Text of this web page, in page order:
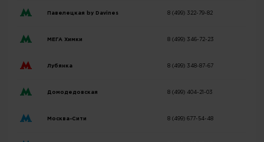
Павелецкая by Davines 8 (499) 322-79-82
МЕГА Химки 8 (499) 346-72-23
Лубянка 8 (499) 348-87-67
Домодедовская 8 (499) 404-21-03
Москва-Сити 8 (499) 677-54-48